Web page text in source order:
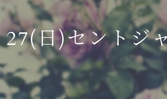
スクール
27(日)セントジ